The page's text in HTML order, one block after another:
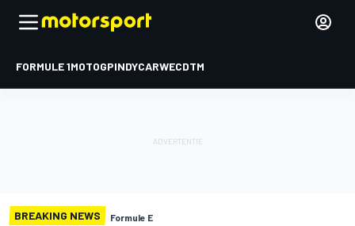
FORMULE 1MOTOGPINDYCARWECDTM
BREAKING NEWS Formule E